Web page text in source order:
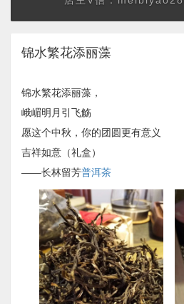
锦水繁花添丽藻
锦水繁花添丽藻，
峨嵋明月引飞觞
愿这个中秋，你的团圆更有意义
吉祥如意（礼盒）
——长林留芳普洱茶